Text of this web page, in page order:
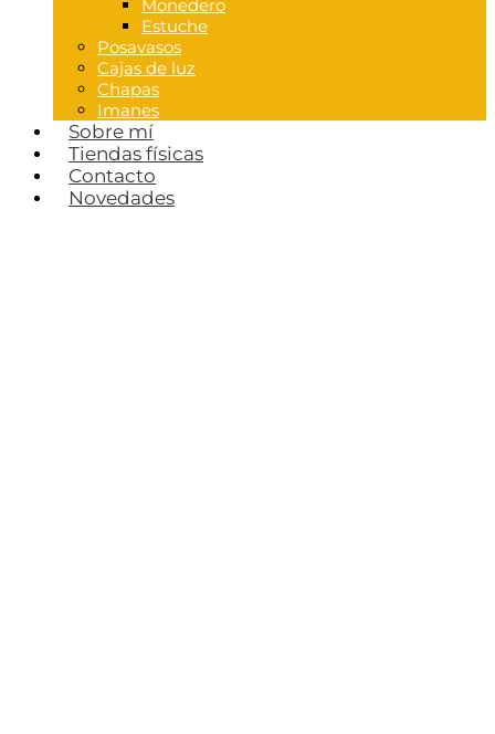
Monedero
Estuche
Posavasos
Cajas de luz
Chapas
Imanes
Sobre mí
Tiendas físicas
Contacto
Novedades